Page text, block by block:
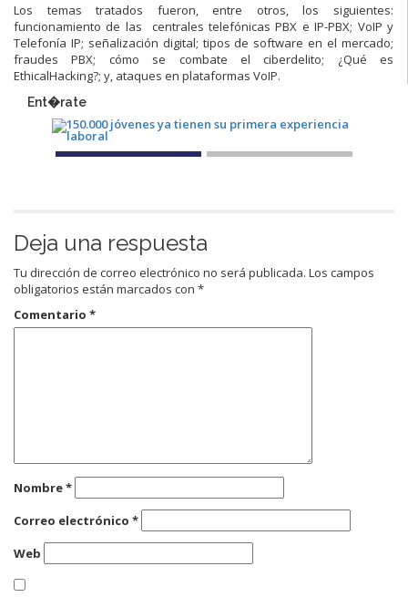
Los temas tratados fueron, entre otros, los siguientes:
funcionamiento de las centrales telefónicas PBX e IP-PBX; VoIP y
Telefonía IP; señalización digital; tipos de software en el mercado;
fraudes PBX; cómo se combate el ciberdelito; ¿Qué es
EthicalHacking?; y, ataques en plataformas VoIP.
Ent�rate
Deja una respuesta
Tu dirección de correo electrónico no será publicada. Los campos
obligatorios están marcados con *
Comentario *
Nombre*
Correo electrónico *
Web